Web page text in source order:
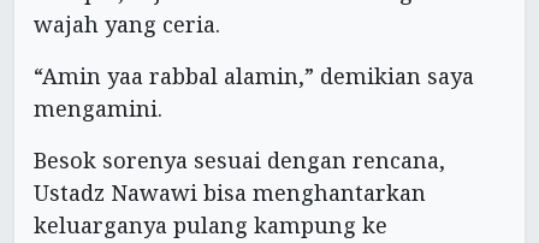
wajah yang ceria.
“Amin yaa rabbal alamin,” demikian saya
mengamini.
Besok sorenya sesuai dengan rencana,
Ustadz Nawawi bisa menghantarkan
keluarganya pulang kampung ke